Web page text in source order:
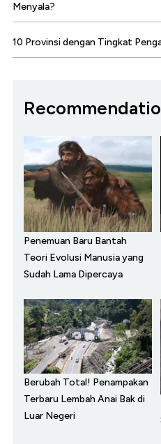
Menyala?
10 Provinsi dengan Tingkat
Penemuan Baru Bantah
Teori Evolusi Manusia yang
Sudah Lama Dipercaya
Berubah Total! Penampakan
Terbaru Lembah Anai Bak di
Luar Negeri